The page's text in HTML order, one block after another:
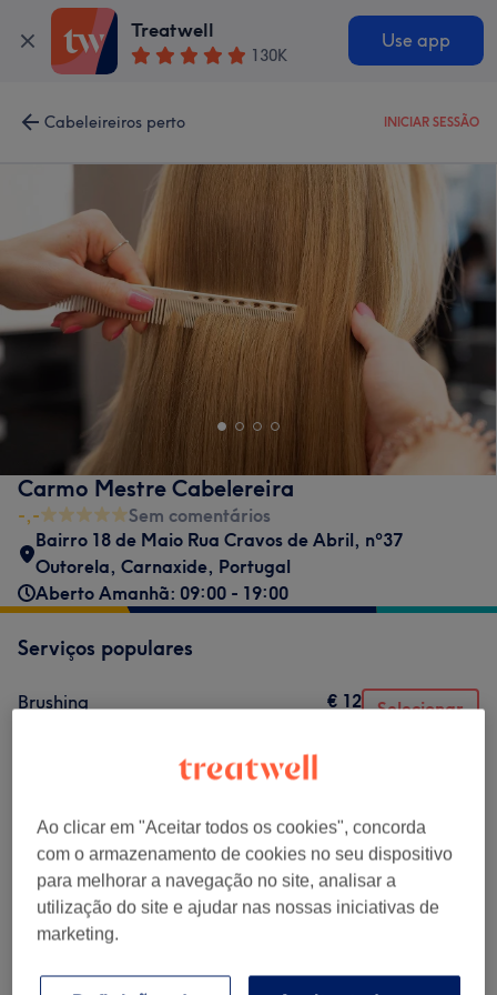
Treatwell
130K
Use app
Cabeleireiros perto INICIAR SESSÃO
Carmo Mestre Cabelereira
-,-
Sem comentários
Bairro 18 de Maio Rua Cravos de Abril, nº37
Outorela, Carnaxide, Portugal
Aberto Amanhã: 09:00 - 19:00
Serviços populares
Brushing
€ 12 Selecionar
Corte de cabelo mulher
Brushing cabelo liso
45 minsMostrar Detalhes
€ 12 Selecionar
Brushing com Waves
1 hrMostrar Detalhes
€ 15 Selecionar
Selecionar
Ao clicar em "Aceitar todos os cookies", concorda
com o armazenamento de cookies no seu dispositivo
para melhorar a navegação no site, analisar a
utilização do site e ajudar nas nossas iniciativas de
marketing.